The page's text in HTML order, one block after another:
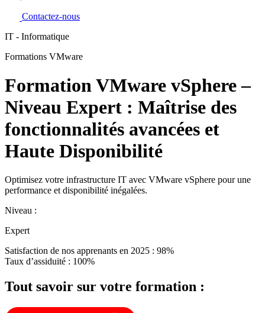
Contactez-nous
IT - Informatique
Formations VMware
Formation VMware vSphere –
Niveau Expert : Maîtrise des
fonctionnalités avancées et
Haute Disponibilité
Optimisez votre infrastructure IT avec VMware vSphere pour une
performance et disponibilité inégalées.
Niveau :
Expert
Satisfaction de nos apprenants en 2025 : 98%
Taux d’assiduité : 100%
Tout savoir sur votre formation :